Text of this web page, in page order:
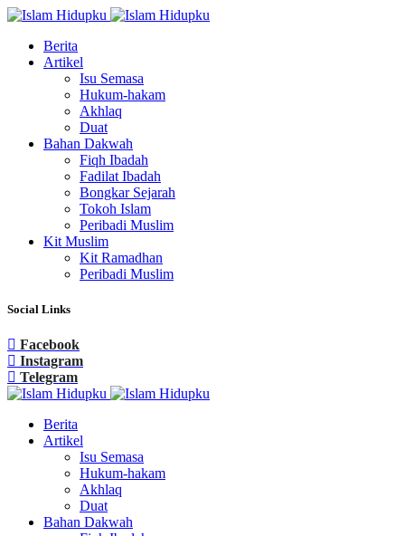
Berita
Artikel
Isu Semasa
Hukum-hakam
Akhlaq
Duat
Bahan Dakwah
Fiqh Ibadah
Fadilat Ibadah
Bongkar Sejarah
Tokoh Islam
Peribadi Muslim
Kit Muslim
Kit Ramadhan
Peribadi Muslim
Social Links
Facebook
Instagram
Telegram
Berita
Artikel
Isu Semasa
Hukum-hakam
Akhlaq
Duat
Bahan Dakwah